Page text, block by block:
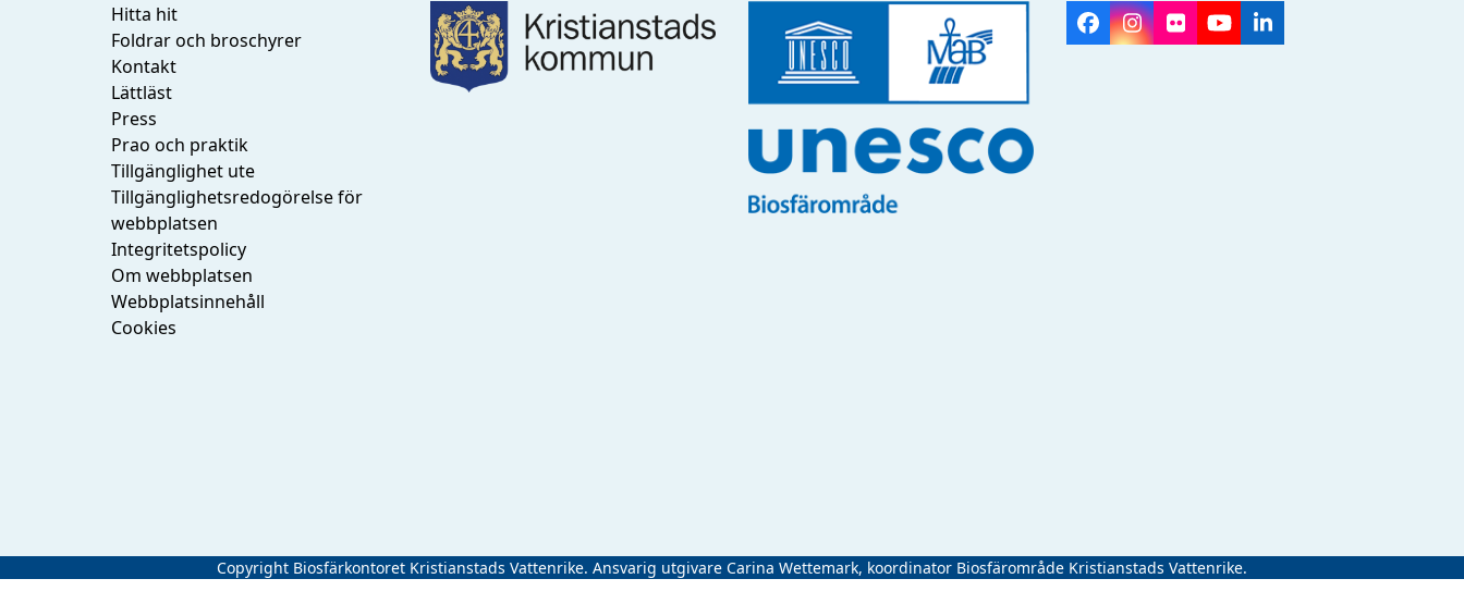
Hitta hit
Foldrar och broschyrer
Kontakt
Lättläst
Press
Prao och praktik
Tillgänglighet ute
Tillgänglighetsredogörelse för
webbplatsen
Integritetspolicy
Om webbplatsen
Webbplatsinnehåll
Cookies
Facebook
Instagram
FlickrYouTubeLinkedIn
Copyright Biosfärkontoret Kristianstads Vattenrike. Ansvarig utgivare Carina Wettemark, koordinator Biosfärområde Kristianstads Vattenrike.